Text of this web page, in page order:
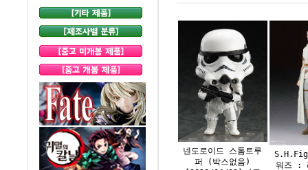
넨도로이드 스톰트루
퍼 (박스없음)
워즈 :